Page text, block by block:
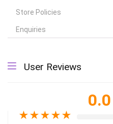
Store Policies
Enquiries
User Reviews
0.0
★★★★★